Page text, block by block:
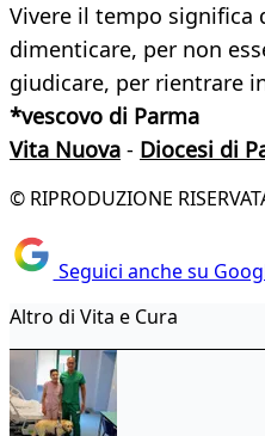
Vivere il tempo significa
dimenticare, per non
giudicare, per rientrare
*vescovo di Parma
Vita Nuova - Diocesi di
© RIPRODUZIONE
Seguici anche su
Altro di Vita e Cura